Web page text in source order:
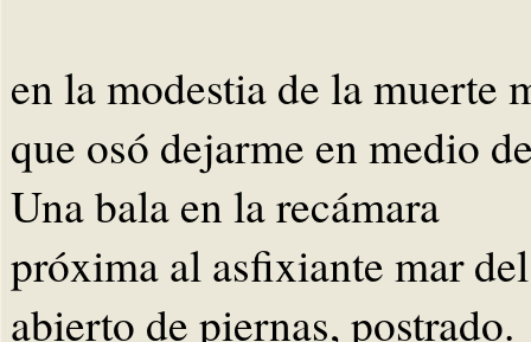
en la modestia de la muerte
que osó dejarme en medio
Una bala en la recámara
próxima al asfixiante mar
abierto de piernas, postrado.